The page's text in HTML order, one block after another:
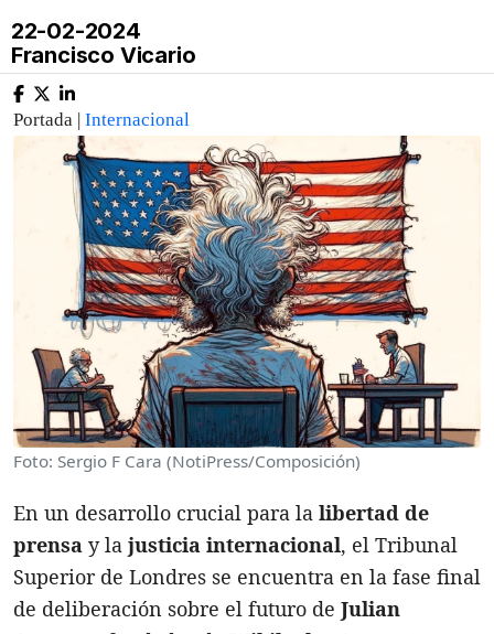
22-02-2024
Francisco Vicario
Portada | Internacional
Foto: Sergio F Cara (NotiPress/Composición)
En un desarrollo crucial para la libertad de
prensa y la justicia internacional, el Tribunal
Superior de Londres se encuentra en la fase final
de deliberación sobre el futuro de Julian